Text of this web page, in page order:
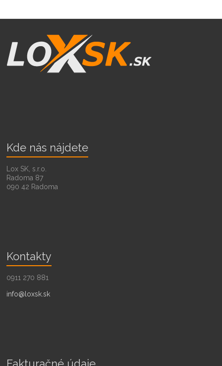
Kde nás nájdete
Lox SK, s.r.o.
Radoma 87
090 42 Radoma
Kontakty
0911 270 881
info@loxsk.sk